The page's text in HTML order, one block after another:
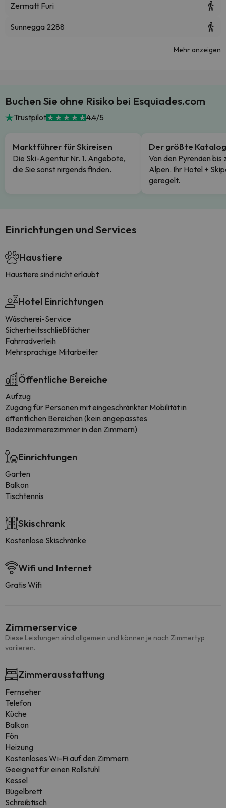
Zermatt Furi
Sunnegga 2288
Mehr anzeigen
Buchen Sie ohne Risiko bei Esquiades.com
Trustpilot 4.4/5
Marktführer für Skireisen
Die Ski-Agentur Nr. 1. Angebote,
die Sie sonst nirgends finden.
Der größte Katalog
Von den Pyrenäen bis
Alpen. Ihr Hotel +
geregelt.
Einrichtungen und Services
Haustiere
Haustiere sind nicht erlaubt
Hotel Einrichtungen
Wäscherei-Service
Sicherheitsschließfächer
Fahrradverleih
Mehrsprachige Mitarbeiter
Öffentliche Bereiche
Aufzug
Zugang für Personen mit eingeschränkter Mobilität in
öffentlichen Bereichen (kein angepasstes
Badezimmerezimmer in den Zimmern)
Einrichtungen
Garten
Balkon
Tischtennis
Skischrank
Kostenlose Skischränke
Wifi und Internet
Gratis Wifi
Zimmerservice
Diese Leistungen sind allgemein und können je nach Zimmertyp
variieren.
Zimmerausstattung
Fernseher
Telefon
Küche
Balkon
Fön
Heizung
Kostenloses Wi-Fi auf den Zimmern
Geeignet für einen Rollstuhl
Kessel
Bügelbrett
Schreibtisch